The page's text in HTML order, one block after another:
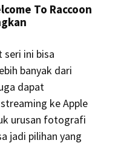
To Raccoon
seri ini bisa
banyak dari
dapat
ke Apple
urusan fotografi
jadi pilihan yang